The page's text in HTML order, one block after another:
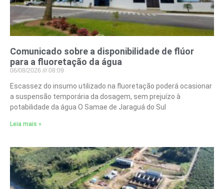
Comunicado sobre a disponibilidade de flúor
para a fluoretação da água
06/08/2026 08:09
Escassez do insumo utilizado na fluoretação poderá ocasionar
a suspensão temporária da dosagem, sem prejuízo à
potabilidade da água O Samae de Jaraguá do Sul
Leia mais »